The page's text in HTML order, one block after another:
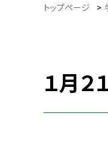
トップページ >
１月２